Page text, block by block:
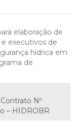
elaboração de
executivos de
hídrica em
de
Nº
– HIDROBR